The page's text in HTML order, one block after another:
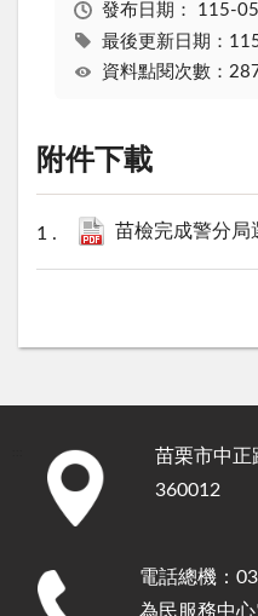
發布日期： 115-
最後更新日期：
資料點閱次數：
附件下載
苗檢完成警分局選情分析
苗栗市中
360012
電話總機：
為民服務中